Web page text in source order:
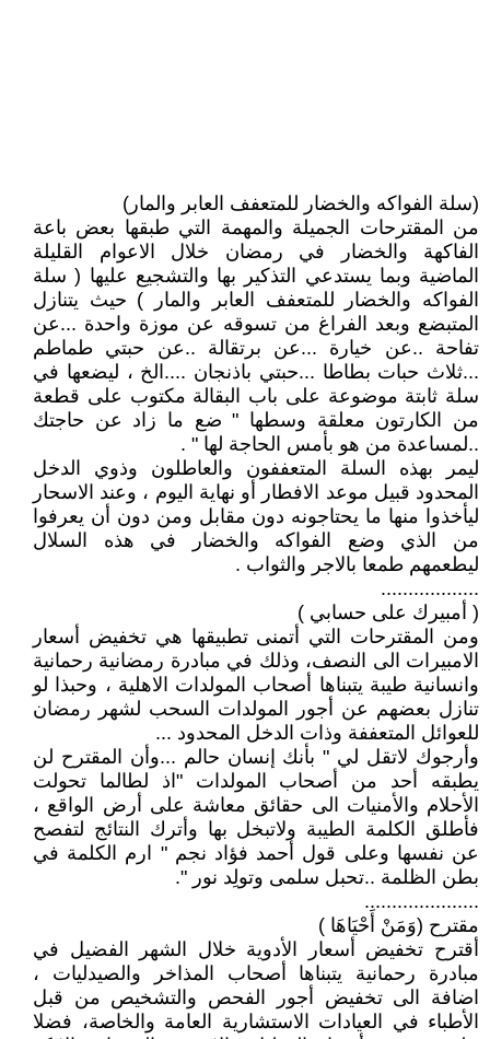
(سلة الفواكه والخضار للمتعفف العابر والمار)
من المقترحات الجميلة والمهمة التي طبقها بعض باعة
الفاكهة والخضار في رمضان خلال الاعوام القليلة
الماضية وبما يستدعي التذكير بها والتشجيع عليها ( سلة
الفواكه والخضار للمتعفف العابر والمار ) حيث يتنازل
المتبضع وبعد الفراغ من تسوقه عن موزة واحدة ...عن
تفاحة ..عن خيارة ...عن برتقالة ..عن حبتي طماطم
...ثلاث حبات بطاطا ...حبتي باذنجان ....الخ ، ليضعها في
سلة ثابتة موضوعة على باب البقالة مكتوب على قطعة
من الكارتون معلقة وسطها " ضع ما زاد عن حاجتك
..لمساعدة من هو بأمس الحاجة لها " .
ليمر بهذه السلة المتعففون والعاطلون وذوي الدخل
المحدود قبيل موعد الافطار أو نهاية اليوم ، وعند الاسحار
ليأخذوا منها ما يحتاجونه دون مقابل ومن دون أن يعرفوا
من الذي وضع الفواكه والخضار في هذه السلال
ليطعمهم طمعا بالاجر والثواب .
..................
( أمبيرك على حسابي )
ومن المقترحات التي أتمنى تطبيقها هي تخفيض أسعار
الامبيرات الى النصف، وذلك في مبادرة رمضانية رحمانية
وانسانية طيبة يتبناها أصحاب المولدات الاهلية ، وحبذا لو
تنازل بعضهم عن أجور المولدات السحب لشهر رمضان
للعوائل المتعففة وذات الدخل المحدود ...
وأرجوك لاتقل لي " بأنك إنسان حالم ...وأن المقترح لن
يطبقه أحد من أصحاب المولدات "اذ لطالما تحولت
الأحلام والأمنيات الى حقائق معاشة على أرض الواقع ،
فأطلق الكلمة الطيبة ولاتبخل بها وأترك النتائج لتفصح
عن نفسها وعلى قول أحمد فؤاد نجم " ارم الكلمة في
بطن الظلمة ..تحبل سلمى وتولِد نور ".
.....................
مقترح (وَمَنْ أَحْيَاهَا )
أقترح تخفيض أسعار الأدوية خلال الشهر الفضيل في
مبادرة رحمانية يتبناها أصحاب المذاخر والصيدليات ،
اضافة الى تخفيض أجور الفحص والتشخيص من قبل
الأطباء في العيادات الاستشارية العامة والخاصة، فضلا